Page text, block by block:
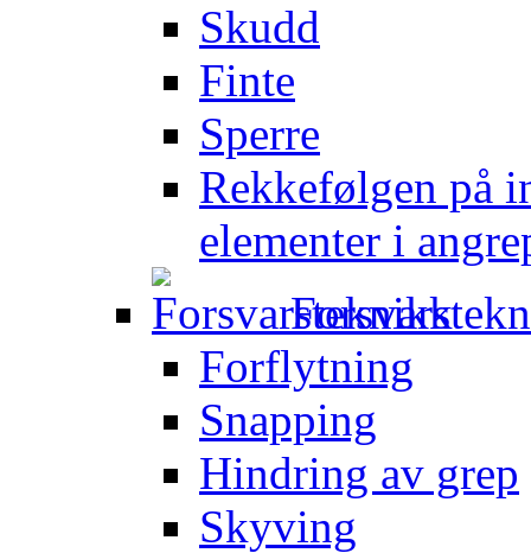
Skudd
Finte
Sperre
Rekkefølgen på
elementer i
Forflytning
Snapping
Hindring av grep
Skyving